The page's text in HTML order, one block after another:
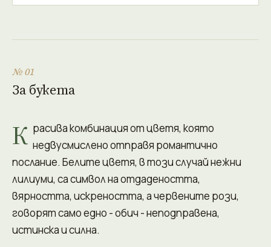
№ 01
За букета
К расива комбинация от цветя, която
недвусмислено отправя романтично
послание. Белите цветя, в този случай нежни
лилиуми, са символ на отдадеността,
вярността, искреността, а червените рози,
говорят само едно - обич - неподправена,
истинска и силна.